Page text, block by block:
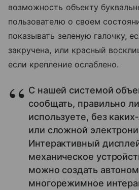
возможность объекту
пользователю о своем
показывать зеленую галочку,
закручена, или красный
если крепление ослаблено.
С нашей системой
сообщать, правильно
используете, без
или сложной
Интерактивный
механическое
можно создать
многорежимное